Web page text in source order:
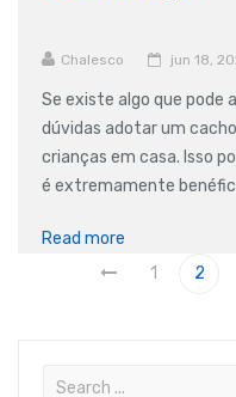
Chalesco jun 18,
Se existe algo que pode
dúvidas adotar um
crianças em casa. Isso
é extremamente
Read more
1
2